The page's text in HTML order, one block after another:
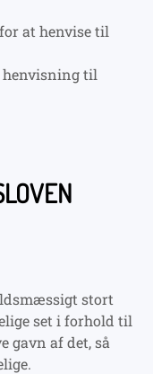
at henvise til
til
stort
set i forhold til
gavn af det, så